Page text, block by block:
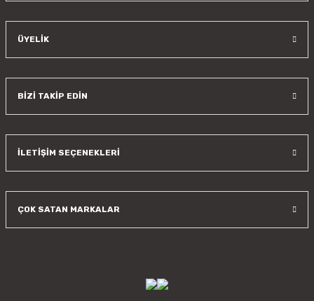
ÜYELİK
BİZİ TAKİP EDİN
İLETİŞİM SEÇENEKLERİ
ÇOK SATAN MARKALAR